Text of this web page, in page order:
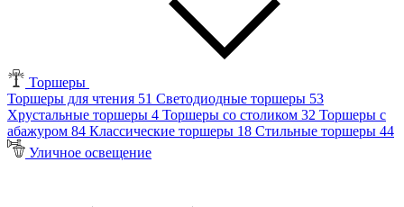
Торшеры
Торшеры для чтения 51 Светодиодные торшеры 53
Хрустальные торшеры 4 Торшеры со столиком 32 Торшеры с
абажуром 84 Классические торшеры 18 Стильные торшеры 44
Уличное освещение